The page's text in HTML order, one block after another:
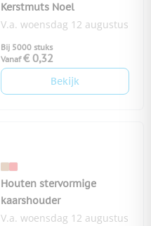
Kerstmuts Noel
V.a. woensdag 12 augustus
Bij 5000 stuks
Vanaf € 0,32
Bekijk
Houten stervormige
kaarshouder
V.a. woensdag 12 augustus